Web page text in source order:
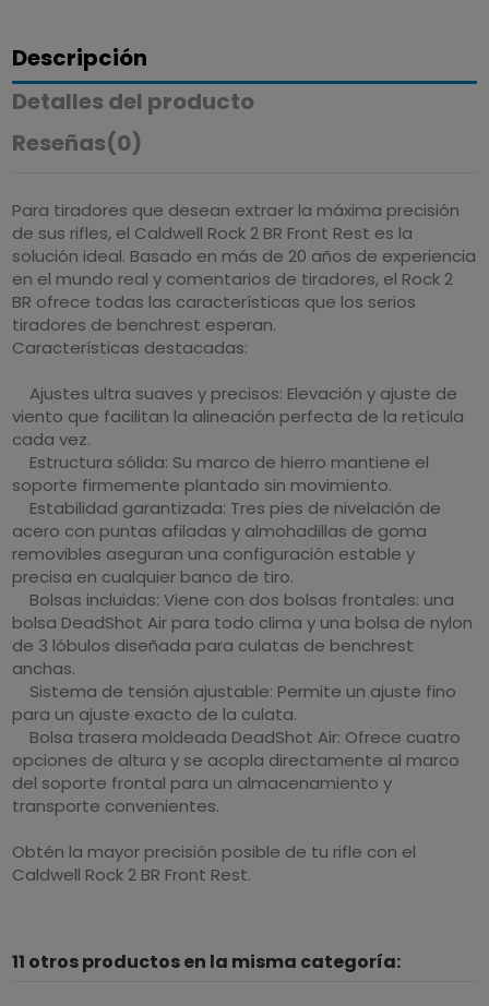
Descripción
Detalles del producto
Reseñas(0)
Para tiradores que desean extraer la máxima precisión
de sus rifles, el Caldwell Rock 2 BR Front Rest es la
solución ideal. Basado en más de 20 años de experiencia
en el mundo real y comentarios de tiradores, el Rock 2
BR ofrece todas las características que los serios
tiradores de benchrest esperan.
Características destacadas:
Ajustes ultra suaves y precisos: Elevación y ajuste de
viento que facilitan la alineación perfecta de la retícula
cada vez.
Estructura sólida: Su marco de hierro mantiene el
soporte firmemente plantado sin movimiento.
Estabilidad garantizada: Tres pies de nivelación de
acero con puntas afiladas y almohadillas de goma
removibles aseguran una configuración estable y
precisa en cualquier banco de tiro.
Bolsas incluidas: Viene con dos bolsas frontales: una
bolsa DeadShot Air para todo clima y una bolsa de nylon
de 3 lóbulos diseñada para culatas de benchrest
anchas.
Sistema de tensión ajustable: Permite un ajuste fino
para un ajuste exacto de la culata.
Bolsa trasera moldeada DeadShot Air: Ofrece cuatro
opciones de altura y se acopla directamente al marco
del soporte frontal para un almacenamiento y
transporte convenientes.
Obtén la mayor precisión posible de tu rifle con el
Caldwell Rock 2 BR Front Rest.
11 otros productos en la misma categoría: